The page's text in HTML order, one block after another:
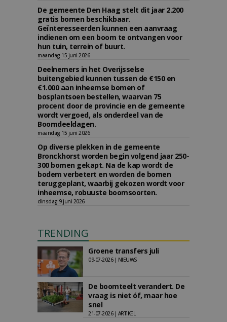
De gemeente Den Haag stelt dit jaar 2.200
gratis bomen beschikbaar.
Geïnteresseerden kunnen een aanvraag
indienen om een boom te ontvangen voor
hun tuin, terrein of buurt.
maandag 15 juni 2026
Deelnemers in het Overijsselse
buitengebied kunnen tussen de €150 en
€1.000 aan inheemse bomen of
bosplantsoen bestellen, waarvan 75
procent door de provincie en de gemeente
wordt vergoed, als onderdeel van de
Boomdeeldagen.
maandag 15 juni 2026
Op diverse plekken in de gemeente
Bronckhorst worden begin volgend jaar 250-
300 bomen gekapt. Na de kap wordt de
bodem verbetert en worden de bomen
teruggeplant, waarbij gekozen wordt voor
inheemse, robuuste boomsoorten.
dinsdag 9 juni 2026
TRENDING
Groene transfers juli
09-07-2026 | NIEUWS
De boomteelt verandert. De
vraag is niet óf, maar hoe
snel
21-07-2026 | ARTIKEL